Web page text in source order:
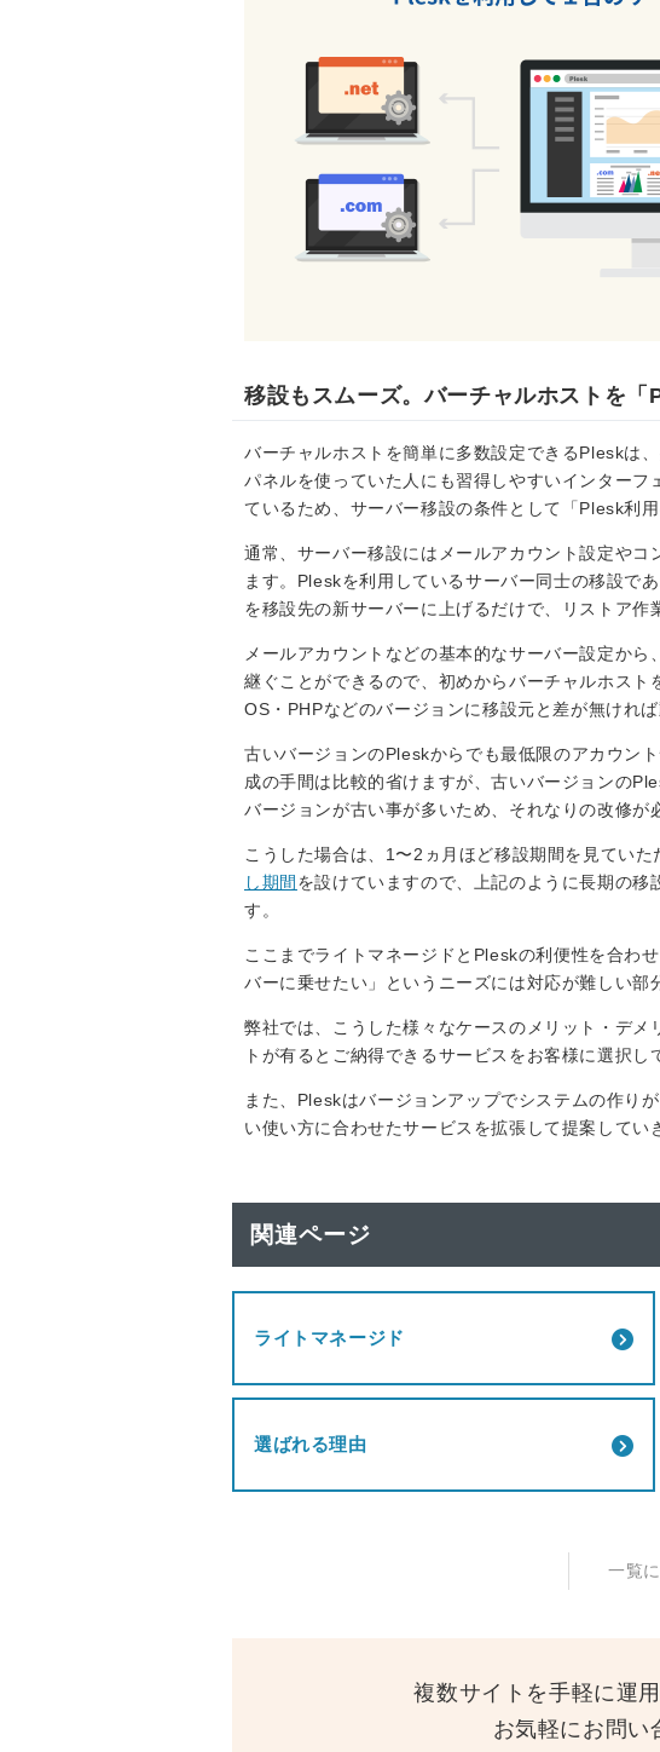
移設もスムーズ。バーチャルホストを「
バーチャルホストを簡単に多数設定できるPleskは
パネルを使っていた人にも習得しやすいインター
ているため、サーバー移設の条件として「Plesk利
通常、サーバー移設にはメールアカウント設定や
ます。Pleskを利用しているサーバー同士の移設で
を移設先の新サーバーに上げるだけで、リストア作
メールアカウントなどの基本的なサーバー設定か
継ぐことができるので、初めからバーチャルホスト
OS・PHPなどのバージョンに移設元と差が無けれ
古いバージョンのPleskからでも最低限のアカウン
成の手間は比較的省けますが、古いバージョンの
バージョンが古い事が多いため、それなりの改修が
こうした場合は、1〜2ヵ月ほど移設期間を見てい
し期間 を設けていますので、上記のように長期の
す。
ここまでライトマネージドとPleskの利便性を合わ
バーに乗せたい」というニーズには対応が難しい部
弊社では、こうした様々なケースのメリット・デ
トが有るとご納得できるサービスをお客様に選択し
また、Pleskはバージョンアップでシステムの作り
い使い方に合わせたサービスを拡張して提案してい
関連ページ
ライトマネージド
選ばれる理由
一覧
複数サイトを手軽に運
お気軽にお問い